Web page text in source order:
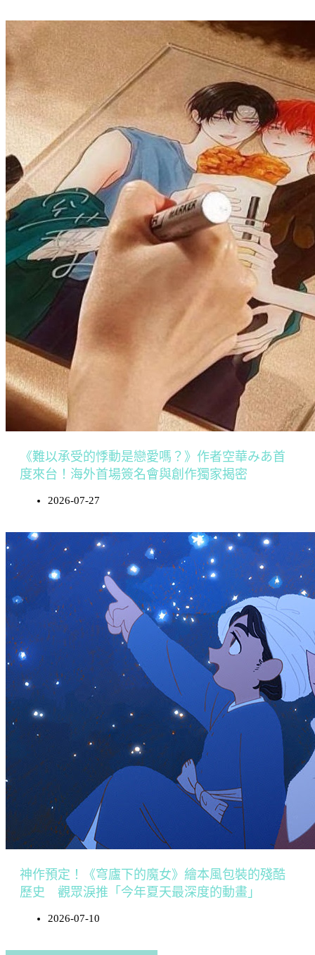
《難以承受的悸動是戀愛嗎？》作者空華みあ首
度來台！海外首場簽名會與創作獨家揭密
2026-07-27
神作預定！《穹廬下的魔女》繪本風包裝的殘酷
歷史 觀眾淚推「今年夏天最深度的動畫」
2026-07-10